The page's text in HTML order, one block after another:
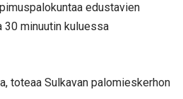
edustavien
30 minuutin kuluessa
toteaa Sulkavan palomieskerhon